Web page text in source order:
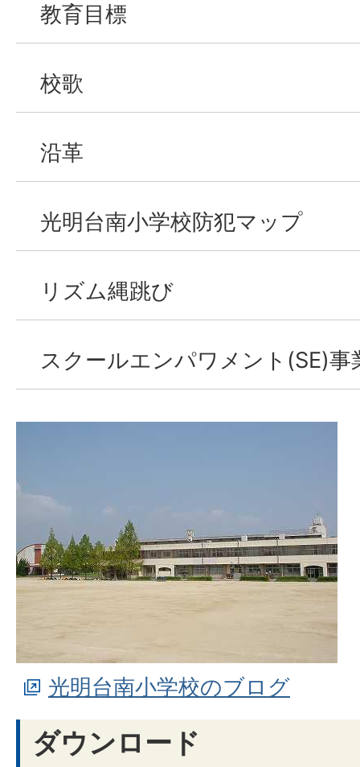
教育目標
校歌
沿革
光明台南小学校防犯マップ
リズム縄跳び
スクールエンパワメント(SE)事
光明台南小学校のブログ
ダウンロード